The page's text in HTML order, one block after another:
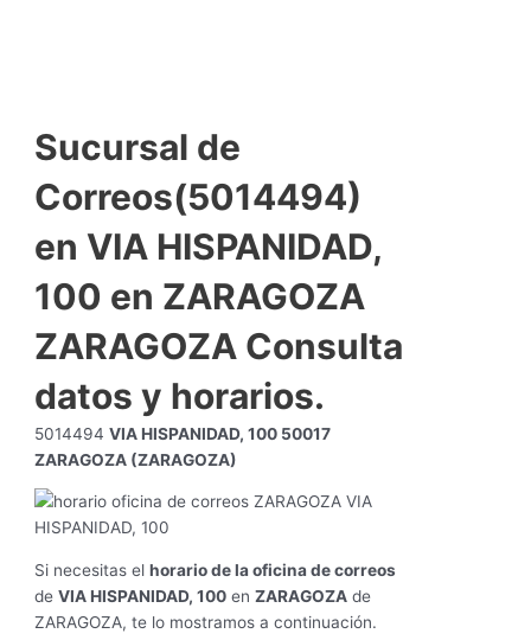
Sucursal de
Correos(5014494)
en VIA HISPANIDAD,
100 en ZARAGOZA
ZARAGOZA Consulta
datos y horarios.
5014494VIA HISPANIDAD, 100 50017
ZARAGOZA (ZARAGOZA)
Si necesitas elhorario de la oficina de correos
deVIA HISPANIDAD, 100 enZARAGOZA de
ZARAGOZA, te lo mostramos a continuación.